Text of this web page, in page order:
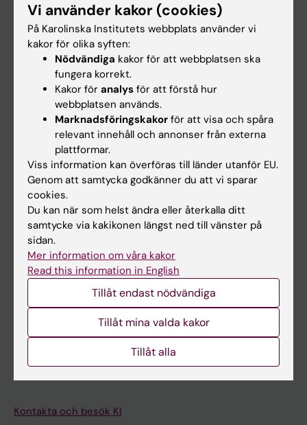
Forskning
Om KI
På gång
Kalender
Student
Ladok
Canvas
Schema
Studentmejlen
Kurs- och programwebbar
Student på KI
Kontakta och besök KI
Vi använder kakor (cookies)
På Karolinska Institutets webbplats använder vi
kakor för olika syften:
Nödvändiga kakor för att webbplatsen ska
fungera korrekt.
Kakor för analys för att förstå hur
webbplatsen används.
Marknadsföringskakor för att visa och spåra
relevant innehåll och annonser från externa
plattformar.
Viss information kan överföras till länder utanför EU.
Genom att samtycka godkänner du att vi sparar
cookies.
Du kan när som helst ändra eller återkalla ditt
samtycke via kakikonen längst ned till vänster på
sidan.
Mer information om våra kakor
Read this information in English
Tillåt endast nödvändiga
Tillåt mina valda kakor
Tillåt alla